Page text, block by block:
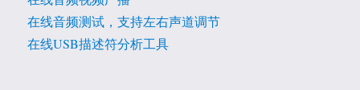
在线音频测试，支持左右声道调节
在线USB描述符分析工具